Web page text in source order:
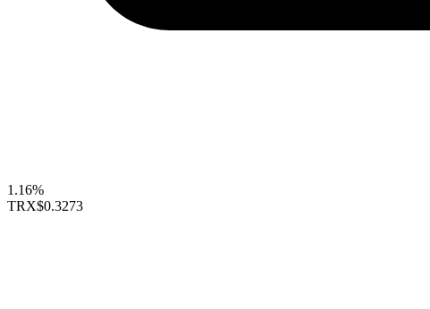
1.16%
TRX$0.3273